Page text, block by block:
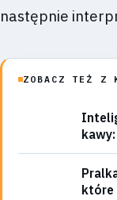
następnie
ZOBACZ TEŻ Z
które
które